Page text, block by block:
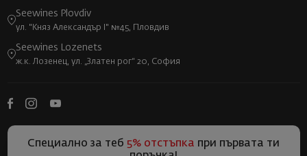
Seewines Plovdiv
ул. "Княз Александър I" №45, Пловдив
Seewines Lozenets
ж.к. Лозенец, ул. „Златен рог“ 20, София
Специално за теб 5% отстъпка при първата ти